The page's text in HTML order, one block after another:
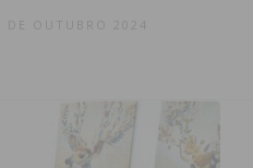
1 DE OUTUBRO 2024